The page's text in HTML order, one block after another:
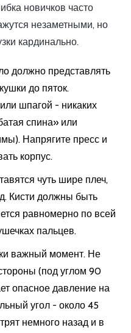
новичков часто
незаметными, но
кардинально.
должно представлять
до пяток.
шпагой - никаких
спина» или
Напрягите пресс и
корпус.
чуть шире плеч,
Кисти должны быть
равномерно по всей
пальцев.
важный момент. Не
(под углом 90
опасное давление на
угол - около 45
немного назад и в